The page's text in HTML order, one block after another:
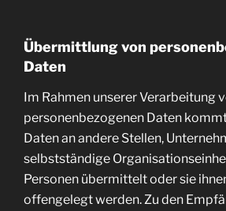
Übermittlung von
Daten
Im Rahmen unserer Verarbeitung
personenbezogenen Daten
Daten an andere Stellen,
selbstständige
Personen übermittelt oder sie
offengelegt werden. Zu den